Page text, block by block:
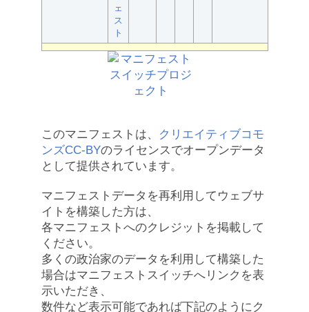
ェ
ス
ト
このマニフェストは、
クリエイティブコモ
ンズCC-BYのライセンスでオープンデータ
として提供されています。
マニフェストデータを再利用してウェブサ
イトを構築した方は、
各マニフェストへのクレジットを掲載して
ください。
多くの政治家のデータを利用して構築した
場合はマニフェストスイッチへリンクを表
示いただき、
数件など表示可能であれば下記のようにク